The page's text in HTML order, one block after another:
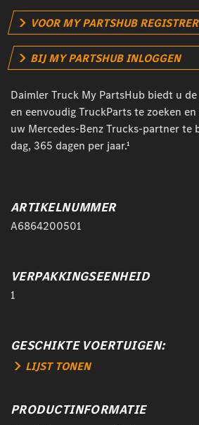
VOOR MY PARTSHUB
BIJ MY PARTSHUB INLOGGEN
Daimler Truck My PartsHub biedt u
en eenvoudig TruckParts te zoeken
uw Mercedes-Benz Trucks-partner te
dag, 365 dagen per jaar.¹
ARTIKELNUMMER
A6864200501
VERPAKKINGSEENHEID
1
GESCHIKTE VOERTUIGEN:
LIJST TONEN
PRODUCTINFORMATIE